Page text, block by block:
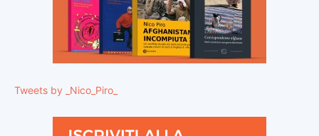
Tweets by _Nico_Piro_